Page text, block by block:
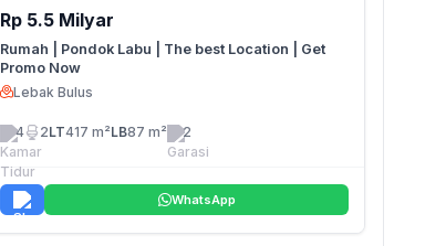
Rp 5.5 Milyar
Rumah | Pondok Labu | The best Location | Get
Promo Now
Lebak Bulus
4 2LT417 m²LB87 m² 2
WhatsApp